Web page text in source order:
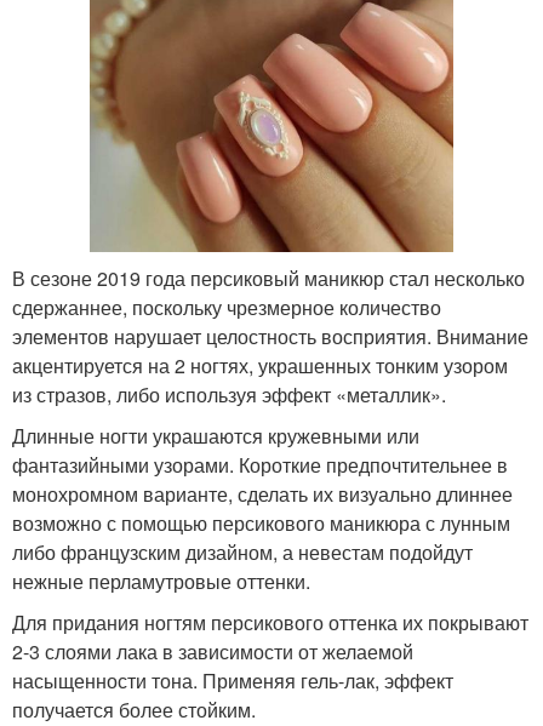
В сезоне 2019 года персиковый маникюр стал несколько
сдержаннее, поскольку чрезмерное количество
элементов нарушает целостность восприятия. Внимание
акцентируется на 2 ногтях, украшенных тонким узором
из стразов, либо используя эффект «металлик».
Длинные ногти украшаются кружевными или
фантазийными узорами. Короткие предпочтительнее в
монохромном варианте, сделать их визуально длиннее
возможно с помощью персикового маникюра с лунным
либо французским дизайном, а невестам подойдут
нежные перламутровые оттенки.
Для придания ногтям персикового оттенка их покрывают
2-3 слоями лака в зависимости от желаемой
насыщенности тона. Применяя гель-лак, эффект
получается более стойким.